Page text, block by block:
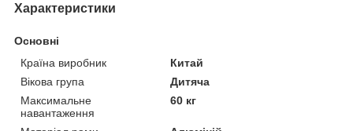
Характеристики
Основні
Країна виробник
Китай
Вікова група
Дитяча
Максимальне
навантаження
60 кг